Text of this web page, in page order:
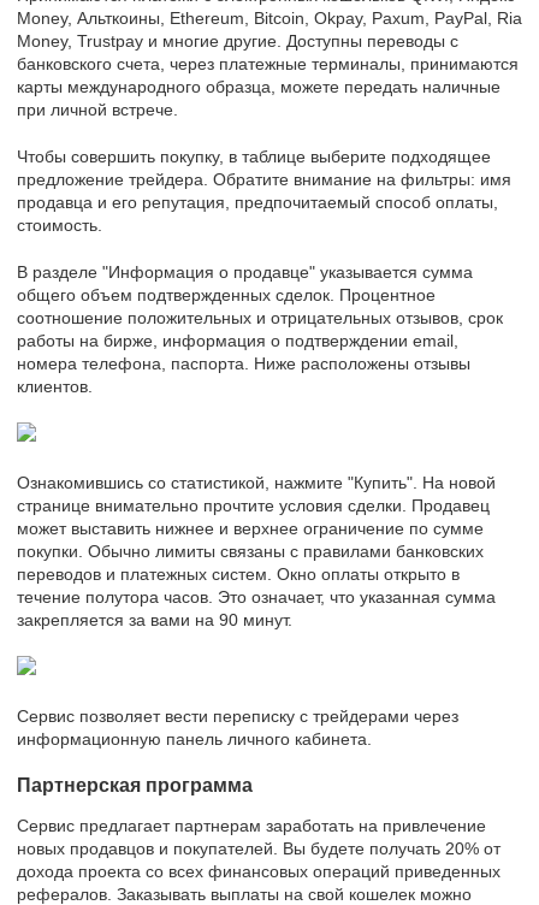
Money, Альткоины, Ethereum, Bitcoin, Okpay, Paxum, PayPal, Ria
Money, Trustpay и многие другие. Доступны переводы с
банковского счета, через платежные терминалы, принимаются
карты международного образца, можете передать наличные
при личной встрече.
Чтобы совершить покупку, в таблице выберите подходящее
предложение трейдера. Обратите внимание на фильтры: имя
продавца и его репутация, предпочитаемый способ оплаты,
стоимость.
В разделе "Информация о продавце" указывается сумма
общего объем подтвержденных сделок. Процентное
соотношение положительных и отрицательных отзывов, срок
работы на бирже, информация о подтверждении email,
номера телефона, паспорта. Ниже расположены отзывы
клиентов.
Ознакомившись со статистикой, нажмите "Купить". На новой
странице внимательно прочтите условия сделки. Продавец
может выставить нижнее и верхнее ограничение по сумме
покупки. Обычно лимиты связаны с правилами банковских
переводов и платежных систем. Окно оплаты открыто в
течение полутора часов. Это означает, что указанная сумма
закрепляется за вами на 90 минут.
Сервис позволяет вести переписку с трейдерами через
информационную панель личного кабинета.
Партнерская программа
Сервис предлагает партнерам заработать на привлечение
новых продавцов и покупателей. Вы будете получать 20% от
дохода проекта со всех финансовых операций приведенных
рефералов. Заказывать выплаты на свой кошелек можно